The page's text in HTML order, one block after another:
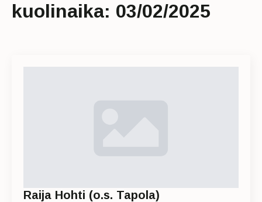
kuolinaika: 03/02/2025
Raija Hohti (o.s. Tapola)